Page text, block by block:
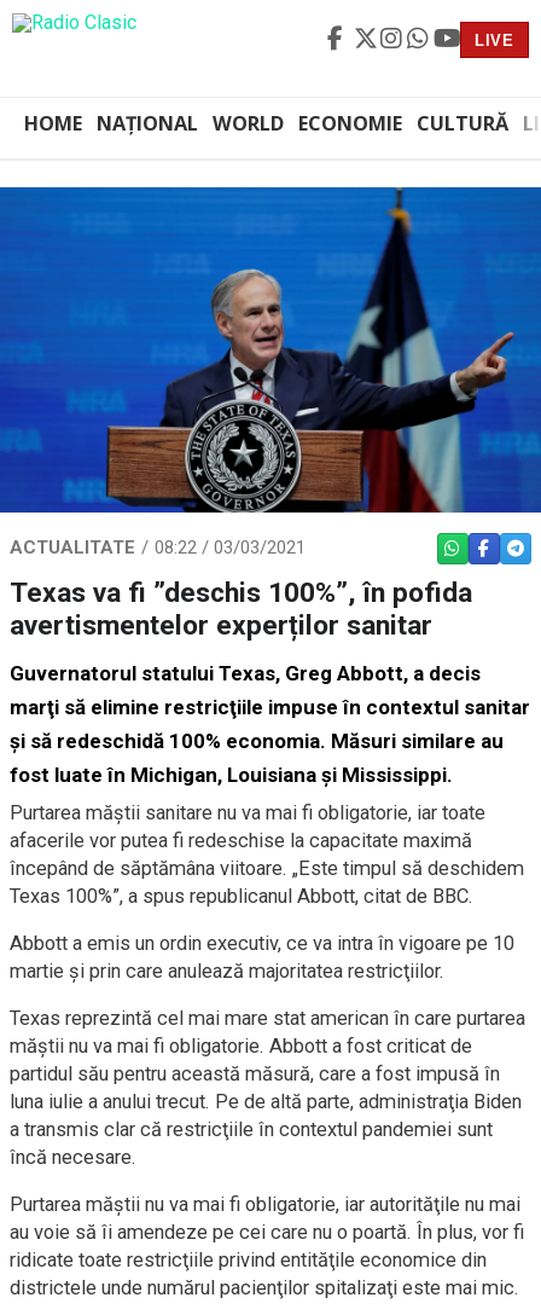
LIVE
HOME NAȚIONAL WORLD ECONOMIE CULTURĂ
ACTUALITATE 08:22 / 03/03/2021 WHATSAPP
Texas va fi ”deschis 100%”, în pofida
avertismentelor experților sanitar
Guvernatorul statului Texas, Greg Abbott, a decis
marţi să elimine restricţiile impuse în contextul sanitar
şi să redeschidă 100% economia. Măsuri similare au
fost luate în Michigan, Louisiana şi Mississippi.
Purtarea măştii sanitare nu va mai fi obligatorie, iar toate
afacerile vor putea fi redeschise la capacitate maximă
începând de săptămâna viitoare. „Este timpul să deschidem
Texas 100%”, a spus republicanul Abbott, citat de BBC.
Abbott a emis un ordin executiv, ce va intra în vigoare pe 10
martie şi prin care anulează majoritatea restricţiilor.
Texas reprezintă cel mai mare stat american în care purtarea
măştii nu va mai fi obligatorie. Abbott a fost criticat de
partidul său pentru această măsură, care a fost impusă în
luna iulie a anului trecut. Pe de altă parte, administraţia Biden
a transmis clar că restricţiile în contextul pandemiei sunt
încă necesare.
Purtarea măştii nu va mai fi obligatorie, iar autorităţile nu mai
au voie să îi amendeze pe cei care nu o poartă. În plus, vor fi
ridicate toate restricţiile privind entităţile economice din
districtele unde numărul pacienţilor spitalizaţi este mai mic.